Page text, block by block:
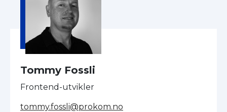
Tommy Fossli
Frontend-utvikler
tommy.fossli@prokom.no